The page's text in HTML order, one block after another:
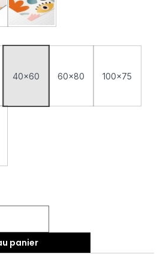
Aluminium
Poster sur Papier Photo
40x60 60x80 100x75
panier